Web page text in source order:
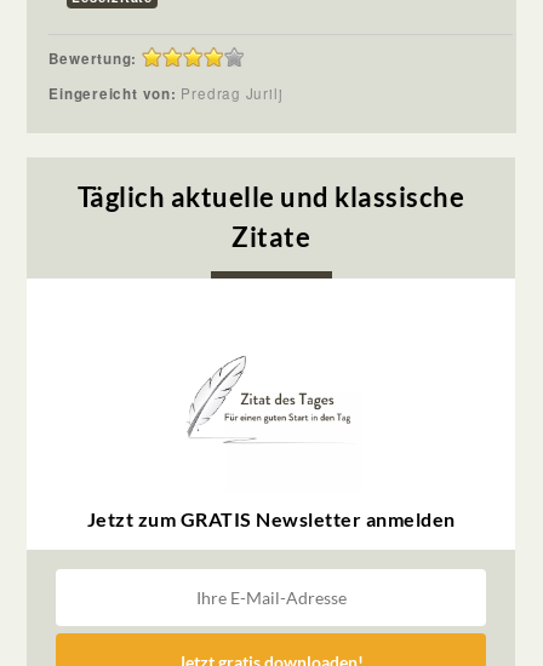
Bewertung:
Eingereicht von: Predrag Jurilj